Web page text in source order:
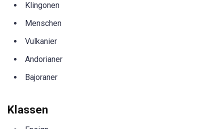
Klingonen
Menschen
Vulkanier
Andorianer
Bajoraner
Klassen